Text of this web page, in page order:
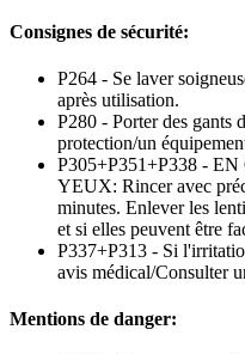
Consignes de sécurité:
P264 - Se laver
après utilisation.
P280 - Porter des gants
protection/un
P305+P351+P338 -
YEUX: Rincer avec
minutes. Enlever les
et si elles peuvent être
P337+P313 - Si
avis médical/Consulter
Mentions de danger: